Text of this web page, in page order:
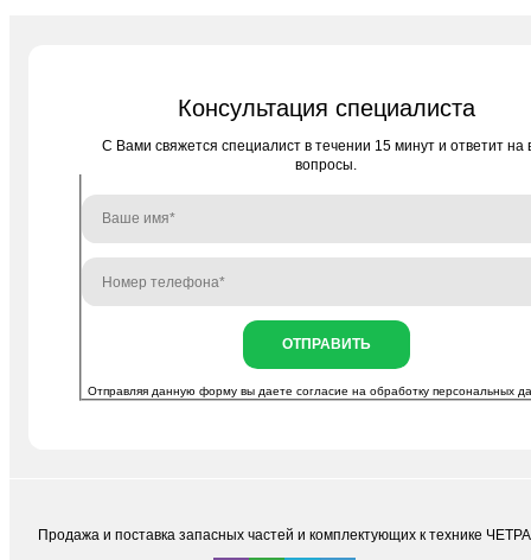
Консультация специалиста
C Вами свяжется специалист в течении 15 минут и ответит на
вопросы.
ОТПРАВИТЬ
Отправляя данную форму вы даете согласие наобработку персональных
Продажа и поставка запасных частей и комплектующих к технике ЧЕТРА